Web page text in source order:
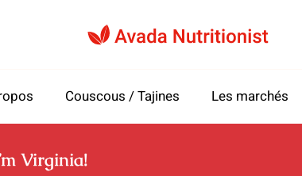
Couscous / Tajines Les marchés
Virginia!